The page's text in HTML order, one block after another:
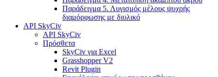
Παράδειγμα 5. Λυγισμός μέλους ψυχρής
διαμόρφωσης με διυλικό
API SkyCiv
API SkyCiv
Πρόσθετα
SkyCiv για Excel
Grasshopper V2
Revit Plugin